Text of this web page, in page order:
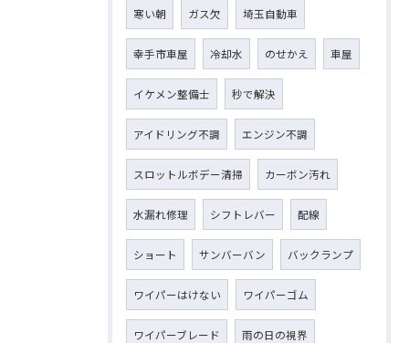
寒い朝 ガス欠 埼玉自動車
幸手市車屋 冷却水 のせかえ 車屋
イケメン整備士 秒で解決
アイドリング不調 エンジン不調
スロットルボデー清掃 カーボン汚れ
水漏れ修理 シフトレバー 配線
ショート サンバーバン バックランプ
ワイパーはけない ワイパーゴム
ワイパーブレード 雨の日の視界